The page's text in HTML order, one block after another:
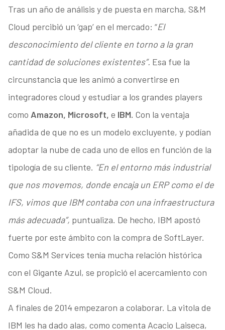
Tras un año de análisis y de puesta en marcha, S&M
Cloud percibió un ‘gap’ en el mercado: “El
desconocimiento del cliente en torno a la gran
cantidad de soluciones existentes”. Esa fue la
circunstancia que les animó a convertirse en
integradores cloud y estudiar a los grandes players
como Amazon, Microsoft, e IBM. Con la ventaja
añadida de que no es un modelo excluyente, y podían
adoptar la nube de cada uno de ellos en función de la
tipología de su cliente. “En el entorno más industrial
que nos movemos, donde encaja un ERP como el de
IFS, vimos que IBM contaba con una infraestructura
más adecuada”, puntualiza. De hecho, IBM apostó
fuerte por este ámbito con la compra de SoftLayer.
Como S&M Services tenía mucha relación histórica
con el Gigante Azul, se propició el acercamiento con
S&M Cloud.
A finales de 2014 empezaron a colaborar. La vitola de
IBM les ha dado alas, como comenta Acacio Laiseca,